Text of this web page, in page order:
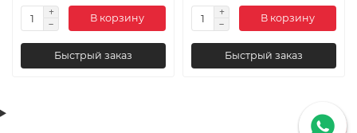
В корзину
Быстрый заказ
В корзину
Быстрый заказ